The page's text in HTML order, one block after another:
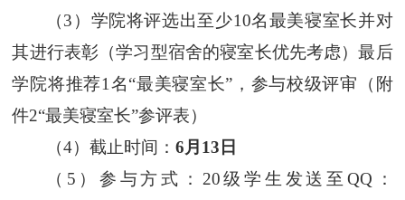
（3）学院将评选出至少10名最美寝室长并对
其进行表彰（学习型宿舍的寝室长优先考虑）最后
学院将推荐1名“最美寝室长”，参与校级评审（附
件2“最美寝室长”参评表）
（4）截止时间： 6月13 日
（ 5 ） 参与方式 ： 20级学生发送至QQ ：